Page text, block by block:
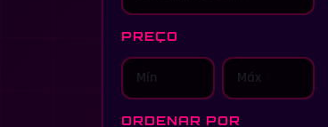
PREÇO
ORDENAR POR